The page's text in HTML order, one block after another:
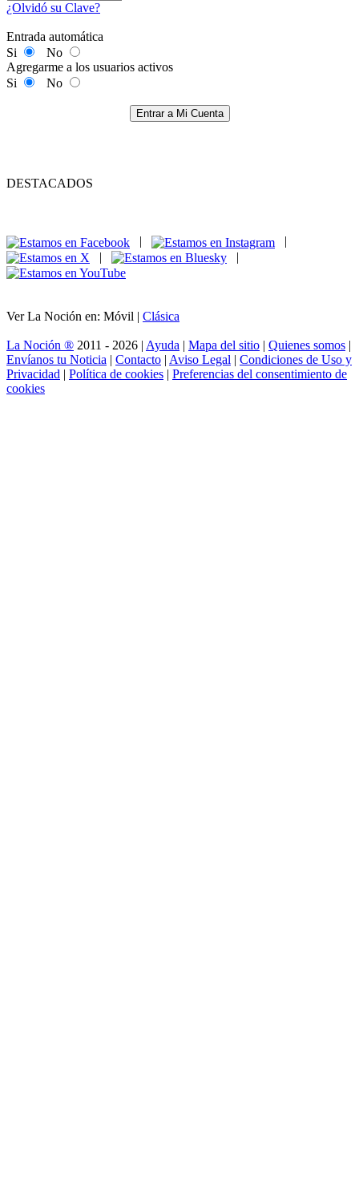
¿Olvidó su Clave?
Entrada automática
Si
No
Agregarme a los usuarios activos
Si
No
Entrar a Mi Cuenta
DESTACADOS
|
|
Ver La Noción en: Móvil | Clásica
La Noción ® 2011 - 2026 | Ayuda | Mapa del sitio | Quienes somos |
Envíanos tu Noticia | Contacto | Aviso Legal | Condiciones de Uso y
Privacidad | Política de cookies | Preferencias del consentimiento de
cookies